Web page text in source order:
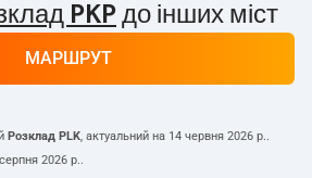
PKP до інших міст
МАРШРУТ
Розклад PLK, актуальний на 14 червня 2026 р..
2026 р..